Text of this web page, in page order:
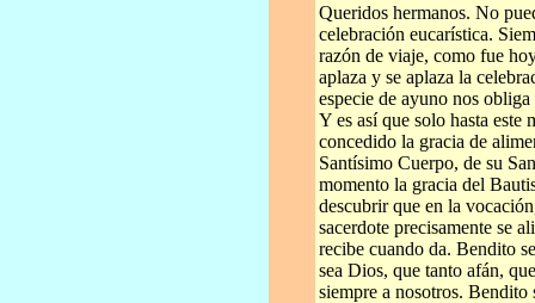
Queridos hermanos. No
celebración eucarística.
razón de viaje, como fue
aplaza y se aplaza la
especie de ayuno nos obliga
Y es así que solo hasta este
concedido la gracia de
Santísimo Cuerpo, de su
momento la gracia del
descubrir que en la
sacerdote precisamente se
recibe cuando da. Bendito
sea Dios, que tanto afán,
siempre a nosotros. Bendito